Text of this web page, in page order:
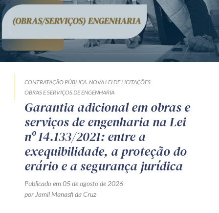
CONTRATAÇÃO PÚBLICA NOVA LEI DE LICITAÇÕES
OBRAS E SERVIÇOS DE ENGENHARIA
Garantia adicional em obras e
serviços de engenharia na Lei
nº 14.133/2021: entre a
exequibilidade, a proteção do
erário e a segurança jurídica
Publicado em 05 de agosto de 2026
por Jamil Manasfi da Cruz